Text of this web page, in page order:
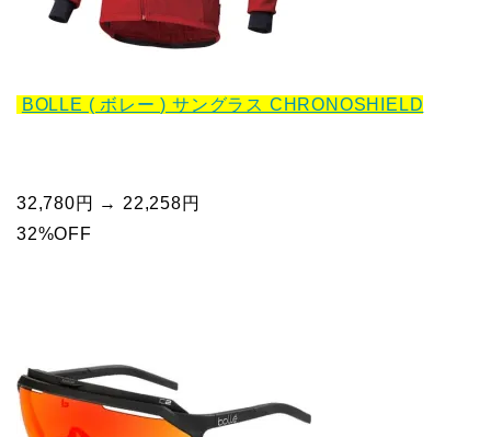
BOLLE ( ボレー ) サングラス CHRONOSHIELD
32,780円 → 22,258円
32%OFF